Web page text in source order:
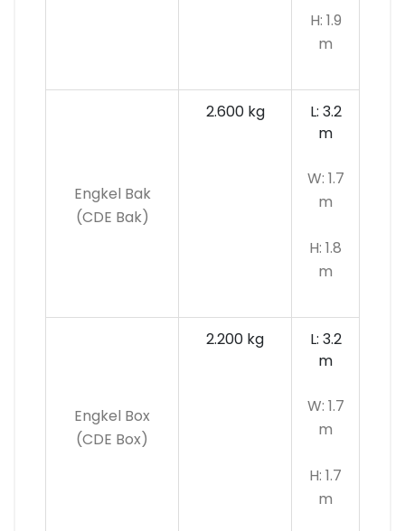
H: 1.9
m
Engkel Bak
(CDE Bak)
2.600 kg
L: 3.2
m
W: 1.7
m
H: 1.8
m
Engkel Box
(CDE Box)
2.200 kg
L: 3.2
m
W: 1.7
m
H: 1.7
m